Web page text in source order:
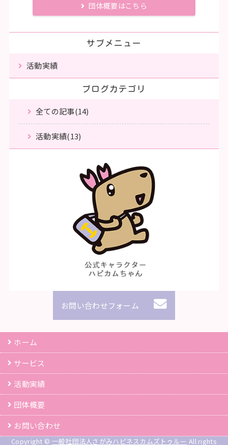
団体概要はこちら
サブメニュー
活動実績
ブログカテゴリ
全ての記事(14)
活動実績(13)
お問い合わせフォーム
ホーム
サービス
活動実績
団体概要
お問い合わせ
Copyright © 一般社団法人さがみハピネスカムズトゥルー All rights